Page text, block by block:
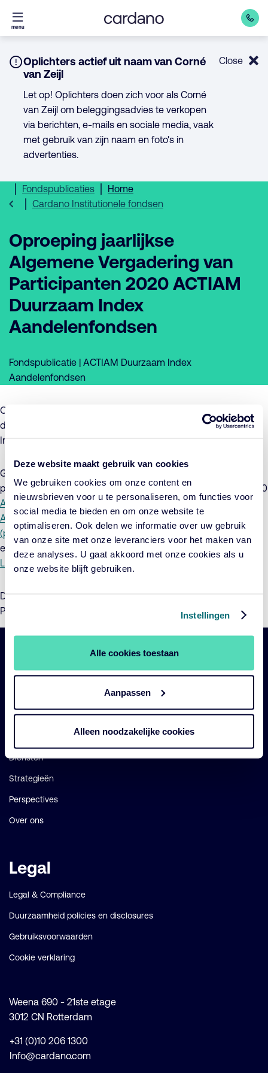
Deze website maakt gebruik van cookies
We gebruiken cookies om onze content en
nieuwsbrieven voor u te personaliseren, om functies voor
social media te bieden en om onze website te
optimaliseren. Ook delen we informatie over uw gebruik
van onze site met onze leveranciers voor het maken van
deze analyses. U gaat akkoord met onze cookies als u
onze website blijft gebruiken.
Instellingen
Alle cookies toestaan
Aanpassen
Alleen noodzakelijke cookies
Direct
naar
menu
Notice:
Oplichters actief uit naam van Corné
van Zeijl
Let op! Oplichters doen zich voor als Corné
van Zeijl om beleggingsadvies te verkopen
via berichten, e-mails en sociale media, vaak
met gebruik van zijn naam en foto's in
advertenties.
Close
Home
Fondspublicaties
Cardano Institutionele fondsen
Oproeping jaarlijkse
Algemene Vergadering van
Participanten 2020 ACTIAM
Duurzaam Index
Aandelenfondsen
Fondspublicatie | ACTIAM Duurzaam Index
Aandelenfondsen
Op 4 maart 2021 zijn de jaarverslagen 2020 en de
dividendvoorstellen over 2020 van de ACTIAM Duurzaam
Index Aandelenfondsen bekend gemaakt.
Graag verwijzen wij u naar de op 15 april 2021, door de
participantenvergaderingen, vast te stellen jaarverslagen 2020
ACTIAM Duurzaam Index Aandelenfonds Europa (pdf)
ACTIAM Duurzaam Index Aandelenfonds Noord-Amerika
(pdf)
ACTIAM Duurzaam Index Aandelenfonds Pacific (pdf)
en
Landen (pdf)en deToelichting (pdf)
De wijze van aanmelding voor de Algemene Vergadering van
Participanten kunt u vinden in het
Oproepingsbericht (pdf)
Belangrijke
links
Navigatie
Impact
Diensten
Strategieën
Perspectives
Over ons
Legal
Legal & Compliance
Duurzaamheid policies en disclosures
Gebruiksvoorwaarden
Cookie verklaring
Weena 690 - 21ste etage
3012 CN Rotterdam
+31 (0)10 206 1300
Info@cardano.com